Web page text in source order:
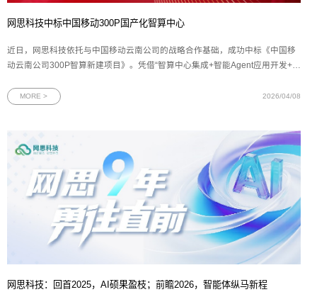
网思科技中标中国移动300P国产化智算中心
近日，网思科技依托与中国移动云南公司的战略合作基础，成功中标《中国移
动云南公司300P智算新建项目》。凭借“智算中心集成+智能Agent应用开发+全
的项目合作。此次双方再次深度合作，充分印证了网思科技AI算力服务综合实
MORE > 2026/04/08
网思科技：回首2025，AI硕果盈枝；前瞻2026，智能体纵马新程